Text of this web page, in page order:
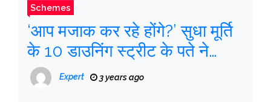
Schemes
‘आप मजाक कर रहे होंगे?’ सुधा मूर्ति
के 10 डाउनिंग स्ट्रीट के पते ने
ब्रिटेन के आव्रजन अधिकारी को
चौंका दिया
Expert 3 years ago